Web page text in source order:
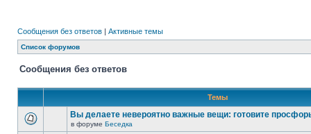
Сообщения без ответов | Активные темы
Список форумов
Сообщения без ответов
Темы
Вы делаете невероятно важные вещи: готовите
в форуме Беседка